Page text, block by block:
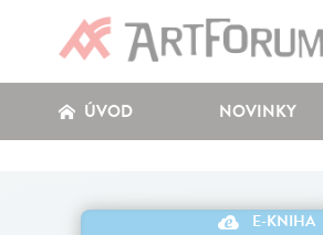
ÚVOD NOVINKY
E-KNIHA